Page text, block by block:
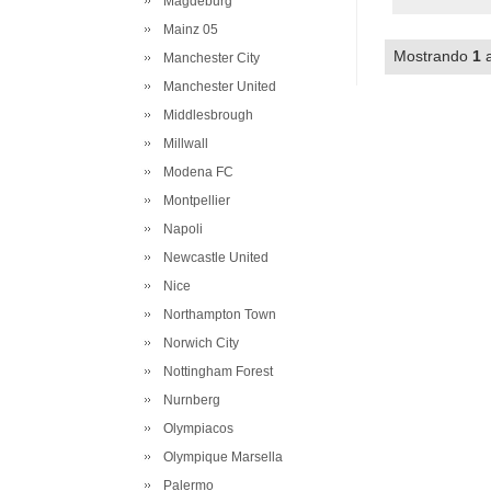
Mainz 05
Manchester City
Manchester United
Middlesbrough
Millwall
Modena FC
Montpellier
Napoli
Newcastle United
Nice
Northampton Town
Norwich City
Nottingham Forest
Nurnberg
Olympiacos
Olympique Marsella
Palermo
Mostrando 1